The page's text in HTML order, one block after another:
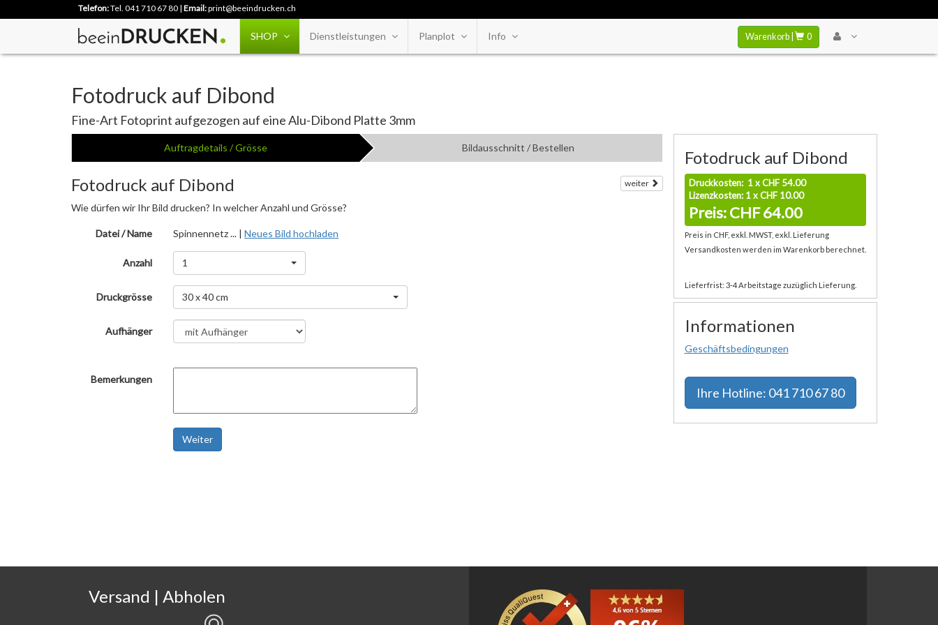
Telefon:Tel. 041 710 67 80 | Email:print@beeindrucken.ch
SHOP Dienstleistungen Planplot Info Warenkorb | 0
Fotodruck auf Dibond
Fine-Art Fotoprint aufgezogen auf eine Alu-Dibond Platte 3mm
Auftragdetails / Grösse Bildausschnitt / Bestellen
weiter
Fotodruck auf Dibond
Wie dürfen wir Ihr Bild drucken? In welcher Anzahl und Grösse?
Datei / Name Spinnennetz ... |Neues Bild hochladen
Anzahl 1
Druckgrösse 30 x 40 cm
Aufhänger
Bemerkungen
Weiter
Fotodruck auf Dibond
Druckkosten: 1 x CHF 54.00
Lizenzkosten: 1 x CHF 10.00
Preis: CHF 64.00
Preis in CHF, exkl. MWST, exkl. Lieferung
Versandkosten werden im Warenkorb berechnet.
Lieferfrist: 3-4 Arbeitstage zuzüglich Lieferung.
Informationen
Geschäftsbedingungen
Ihre Hotline: 041 710 67 80
Versand | Abholen